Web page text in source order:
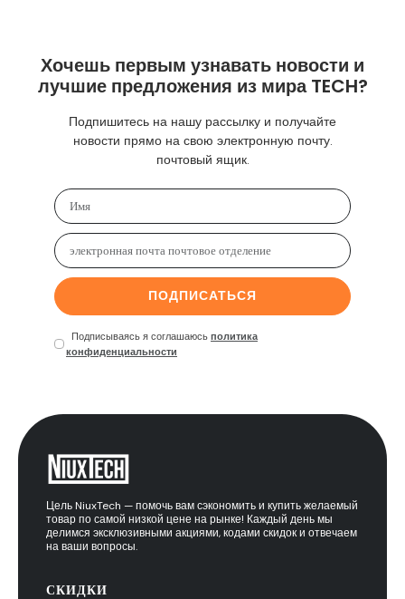
Хочешь первым узнавать новости и
лучшие предложения из мира TECH?
Подпишитесь на нашу рассылку и получайте
новости прямо на свою электронную почту.
почтовый ящик.
ПОДПИСАТЬСЯ
Подписываясь я соглашаюсь политика
конфиденциальности
Цель NiuxTech — помочь вам сэкономить и купить желаемый
товар по самой низкой цене на рынке! Каждый день мы
делимся эксклюзивными акциями, кодами скидок и отвечаем
на ваши вопросы.
СКИДКИ